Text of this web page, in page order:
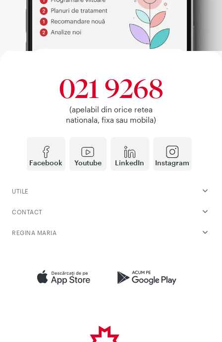
Facebook Youtube LinkedIn Instagram
021 9268
(apelabil din orice retea
nationala, fixa sau mobila)
UTILE
CONTACT
REGINA MARIA